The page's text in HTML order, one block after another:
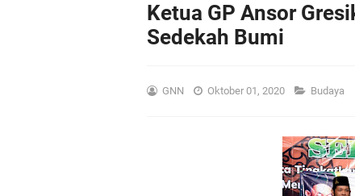
FOZ Jawa Timur
Tasyakuran Desa
Bupati Gresik Cup
Ketua GP Ansor
Sedekah Bumi
GNN Oktober 01, 2020 Budaya